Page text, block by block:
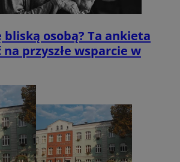
bliską osobą? Ta ankieta
na przyszłe wsparcie w